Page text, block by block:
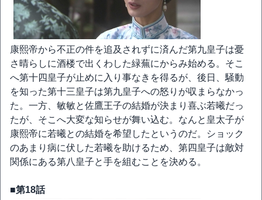
康熙帝から不正の件を追及されずに済んだ第九皇子は憂
さ晴らしに酒楼で出くわした緑蕪にからみ始める。そこ
へ第十四皇子が止めに入り事なきを得るが、後日、騒動
を知った第十三皇子は第九皇子への怒りが収まらなかっ
た。一方、敏敏と佐鷹王子の結婚が決まり喜ぶ若曦だっ
たが、そこへ大変な知らせが舞い込む。なんと皇太子が
康熙帝に若曦との結婚を希望したというのだ。ショック
のあまり病に伏した若曦を助けるため、第四皇子は敵対
関係にある第八皇子と手を組むことを決める。
■第18話